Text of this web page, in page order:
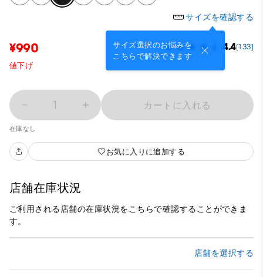
サイズを確認する
サイズ選択のお悩みを
こちらで解決できます
¥990 4.4(133)
値下げ
1 カートに入れる
在庫なし
お気に入りに追加する
店舗在庫状況
ご利用される店舗の在庫状況をこちらで確認することができま
す。
店舗を選択する